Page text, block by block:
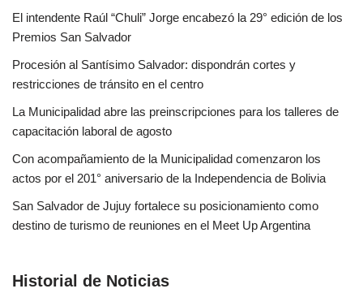
El intendente Raúl “Chuli” Jorge encabezó la 29° edición de los
Premios San Salvador
Procesión al Santísimo Salvador: dispondrán cortes y
restricciones de tránsito en el centro
La Municipalidad abre las preinscripciones para los talleres de
capacitación laboral de agosto
Con acompañamiento de la Municipalidad comenzaron los
actos por el 201° aniversario de la Independencia de Bolivia
San Salvador de Jujuy fortalece su posicionamiento como
destino de turismo de reuniones en el Meet Up Argentina
Historial de Noticias